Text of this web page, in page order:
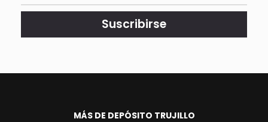
actualizado.
Suscribirse
MÁS DE DEPÓSITO TRUJILLO